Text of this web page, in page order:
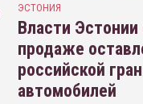
ЭСТОНИЯ
Власти
продаже
российской
автомобилей